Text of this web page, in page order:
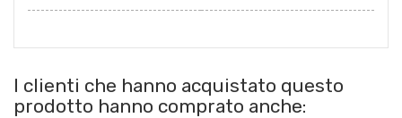
I clienti che hanno acquistato questo
prodotto hanno comprato anche: